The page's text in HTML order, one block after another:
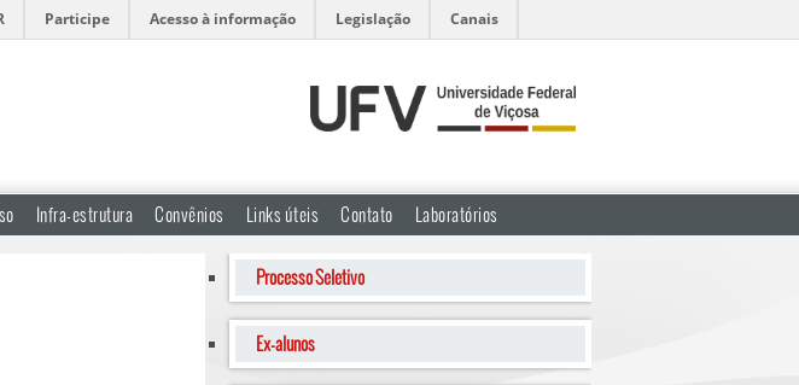
Participe Acesso à informação Legislação Canais
Infra-estrutura Convênios Links úteis Contato Laboratórios
Processo Seletivo
Ex-alunos